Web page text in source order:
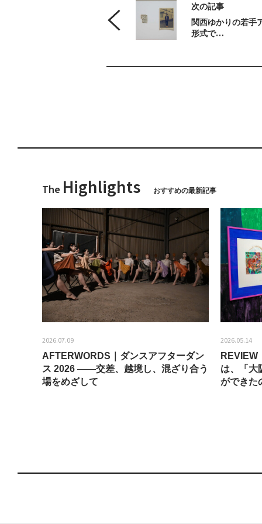
次の記事
関西ゆかりの若手
形式で…
The Highlights おすすめの最新記事
2026.07.09
AFTERWORDS｜ダンスアフターダン
ス 2026 ——交差、越境し、混ざり合う
場をめざして
2026.05.14
REVIEW
は、「大
ができ